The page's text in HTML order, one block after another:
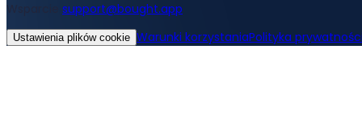
support@bought.app
Ustawienia plików cookie Warunki korzystaniaPolityka